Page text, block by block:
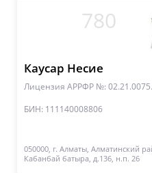
780
Каусар Несие
Лицензия АРРФР №:
БИН: 111140008806
050000, г. Алматы, Алматинский
Кабанбай батыра, д.136, н.п. 26